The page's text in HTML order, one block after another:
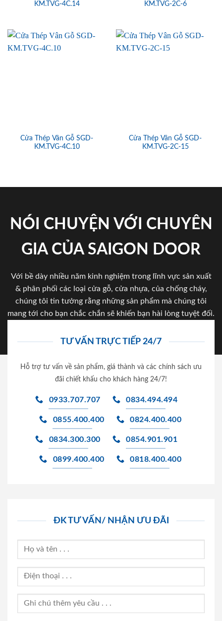
KM.TVG-4C.14
KM.TVG-2C-6
Cửa Thép Vân Gỗ SGD-
KM.TVG-4C.10
Cửa Thép Vân Gỗ SGD-
KM.TVG-2C-15
NÓI CHUYỆN VỚI CHUYÊN
GIA CỦA SAIGON DOOR
Với bề dày nhiều năm kinh nghiệm trong lĩnh vực sản xuất
& phân phối các loại cửa gỗ, cửa nhựa, của chống cháy,
chúng tôi tin tưởng rằng những sản phẩm mà chúng tôi
mang tới cho bạn chắc chắn sẽ khiến bạn hài lòng tuyệt đối.
TƯ VẤN TRỰC TIẾP 24/7
Hỗ trợ tư vấn về sản phẩm, giá thành và các chính sách ưu
đãi chiết khấu cho khách hàng 24/7!
0933.707.707 0834.494.494
0855.400.400 0824.400.400
0834.300.300 0854.901.901
0899.400.400 0818.400.400
ĐK TƯ VẤN/ NHẬN ƯU ĐÃI